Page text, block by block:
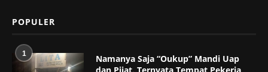
POPULER
1
Namanya Saja “Oukup” Mandi Uap